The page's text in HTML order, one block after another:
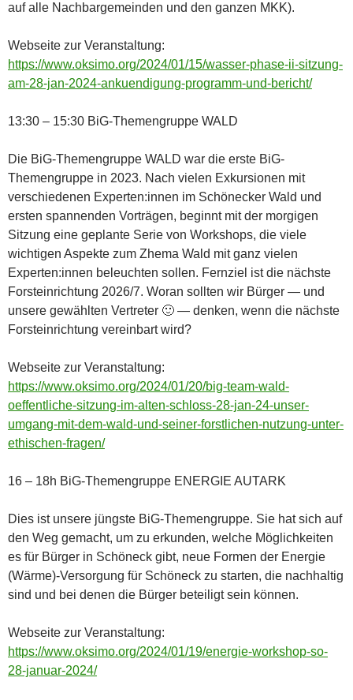
auf alle Nachbargemeinden und den ganzen MKK).
Webseite zur Veranstaltung:
https://www.oksimo.org/2024/01/15/wasser-phase-ii-sitzung-
am-28-jan-2024-ankuendigung-programm-und-bericht/
13:30 – 15:30 BiG-Themengruppe WALD
Die BiG-Themengruppe WALD war die erste BiG-
Themengruppe in 2023. Nach vielen Exkursionen mit
verschiedenen Experten:innen im Schönecker Wald und
ersten spannenden Vorträgen, beginnt mit der morgigen
Sitzung eine geplante Serie von Workshops, die viele
wichtigen Aspekte zum Zhema Wald mit ganz vielen
Experten:innen beleuchten sollen. Fernziel ist die nächste
Forsteinrichtung 2026/7. Woran sollten wir Bürger — und
unsere gewählten Vertreter 🙂 — denken, wenn die nächste
Forsteinrichtung vereinbart wird?
Webseite zur Veranstaltung:
https://www.oksimo.org/2024/01/20/big-team-wald-
oeffentliche-sitzung-im-alten-schloss-28-jan-24-unser-
umgang-mit-dem-wald-und-seiner-forstlichen-nutzung-unter-
ethischen-fragen/
16 – 18h BiG-Themengruppe ENERGIE AUTARK
Dies ist unsere jüngste BiG-Themengruppe. Sie hat sich auf
den Weg gemacht, um zu erkunden, welche Möglichkeiten
es für Bürger in Schöneck gibt, neue Formen der Energie
(Wärme)-Versorgung für Schöneck zu starten, die nachhaltig
sind und bei denen die Bürger beteiligt sein können.
Webseite zur Veranstaltung:
https://www.oksimo.org/2024/01/19/energie-workshop-so-
28-januar-2024/